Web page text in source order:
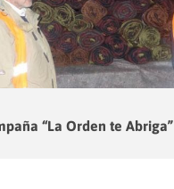
“La Orden te Abriga”